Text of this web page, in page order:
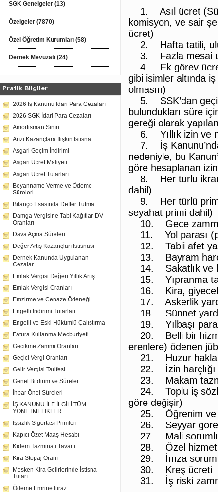
SGK Genelgeler (13)
Özelgeler (7870)
Özel Öğretim Kurumları (58)
Dernek Mevuzatı (24)
Pratik Bilgiler
2026 İş Kanunu İdari Para Cezaları
2026 SGK İdari Para Cezaları
Amortisman Sınırı
Arızi Kazançlara İlişkin İstisna
Asgari Geçim İndirimi
Asgari Ücret Maliyeti
Asgari Ücret Tutarları
Beyanname Verme ve Ödeme
Süreleri
Bilanço Esasında Defter Tutma
Damga Vergisine Tabi Kağıtlar-DV
Oranları
Dava Açma Süreleri
Değer Artış Kazançları İstisnası
Dernek Kanunda Uygulanan
Cezalar
Emlak Vergisi Değeri Yıllık Artış
Emlak Vergisi Oranları
Emzirme ve Cenaze Ödeneği
Engelli İndirimi Tutarları
Engelli ve Eski Hükümlü Çalıştırma
Fatura Kullanma Mecburiyeti
Gecikme Zammı Oranları
Geçici Vergi Oranları
Gelir Vergisi Tarifesi
Genel Bildirim ve Süreler
İhbar Önel Süreleri
İŞ KANUNU İLE İLGİLİ TÜM
YÖNETMELİKLER
İşsizlik Sigortası Primleri
Kapıcı Özet Maaş Hesabı
Kıdem Tazminatı Tavanı
Kira Stopaj Oranı
Mesken Kira Gelirlerinde İstisna
Tutarı
Ödeme Emrine İtiraz
1. Asıl ücret
komisyon, ve sair
ücret)
2. Hafta tatili,
3. Fazla mesai
4. Ek görev
gibi isimler altında
olmasın)
5. SSK’dan
bulundukları süre
gereği olarak
6. Yıllık izin ve
7. İş Kanunu’nda
nedeniyle, bu
göre hesaplanan
8. Her türlü
dahil)
9. Her türlü
seyahat primi dahil)
10. Gece
11. Yol parası
12. Tabii afet
13. Bayram
14. Sakatlık ve
15. Yıpranma
16. Kira, giyecek,
17. Askerlik
18. Sünnet
19. Yılbaşı
20. Belli bir hizmet
erenlere) ödenen
21. Huzur
22. İzin harçlığı
23. Makam
24. Toplu iş
göre değişir)
25. Öğrenim ve
26. Seyyar
27. Mali
28. Özel hizmet
29. İmza
30. Kreş ücreti
31. İş riski